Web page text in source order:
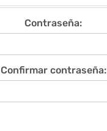
Contraseña:
Confirmar contraseña: